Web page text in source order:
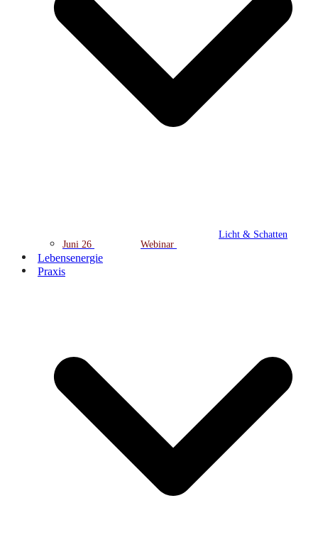
Juni 26 Webinar
Licht & Schatten
Lebensenergie
Praxis